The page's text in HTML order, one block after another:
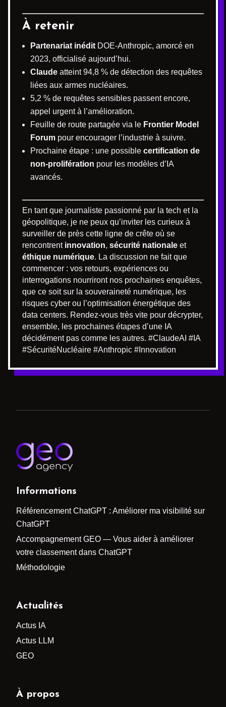
À retenir
Partenariat inédit DOE-Anthropic, amorcé en
2023, officialisé aujourd’hui.
Claude atteint 94,8 % de détection des requêtes
liées aux armes nucléaires.
5,2 % de requêtes sensibles passent encore,
appel urgent à l’amélioration.
Feuille de route partagée via le Frontier Model
Forum pour encourager l’industrie à suivre.
Prochaine étape : une possible certification de
non-prolifération pour les modèles d’IA
avancés.
En tant que journaliste passionné par la tech et la
géopolitique, je ne peux qu’inviter les curieux à
surveiller de près cette ligne de crête où se
rencontrent innovation, sécurité nationale et
éthique numérique. La discussion ne fait que
commencer : vos retours, expériences ou
interrogations nourriront nos prochaines enquêtes,
que ce soit sur la souveraineté numérique, les
risques cyber ou l’optimisation énergétique des
data centers. Rendez-vous très vite pour décrypter,
ensemble, les prochaines étapes d’une IA
décidément pas comme les autres. #ClaudeAI #IA
#SécuritéNucléaire #Anthropic #Innovation
Informations
Référencement ChatGPT : Améliorer ma visibilité sur
ChatGPT
Accompagnement GEO — Vous aider à améliorer
votre classement dans ChatGPT
Méthodologie
Actualités
Actus IA
Actus LLM
GEO
À propos